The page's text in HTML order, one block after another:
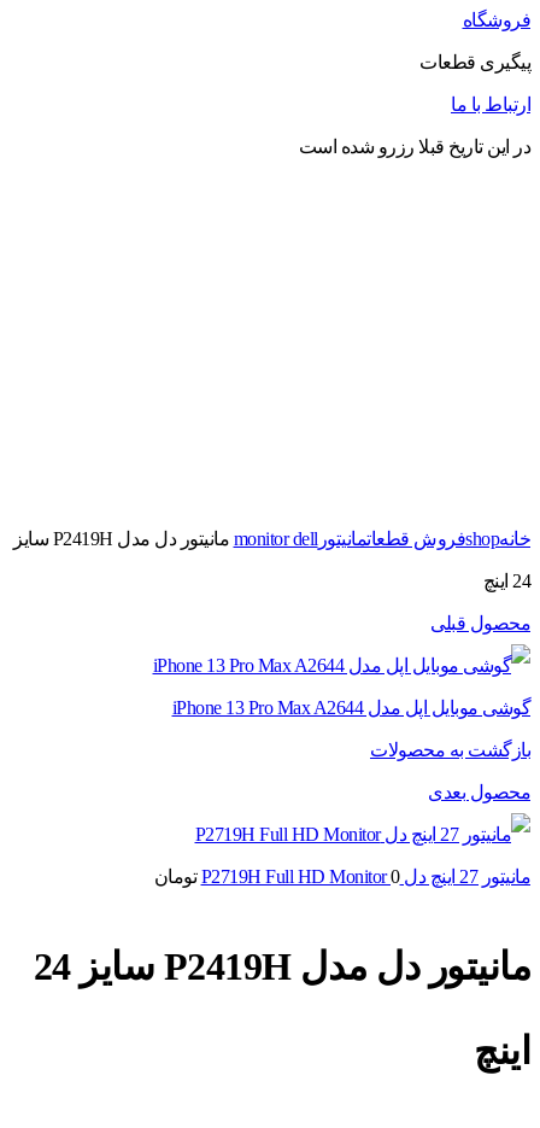
فروشگاه
پیگیری قطعات
ارتباط با ما
در این تاریخ قبلا رزرو شده است
خانهshopفروش قطعاتمانیتور monitor dell مانیتور دل مدل P2419H سایز
24 اینچ
محصول قبلی
گوشی موبایل اپل مدل iPhone 13 Pro Max A2644
بازگشت به محصولات
محصول بعدی
مانیتور 27 اینچ دل P2719H Full HD Monitor 0 تومان
مانیتور دل مدل P2419H سایز 24
اینچ